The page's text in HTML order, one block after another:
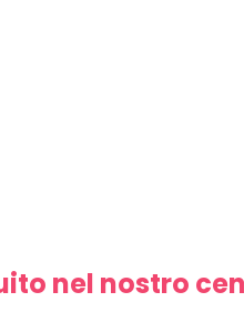
nel nostro